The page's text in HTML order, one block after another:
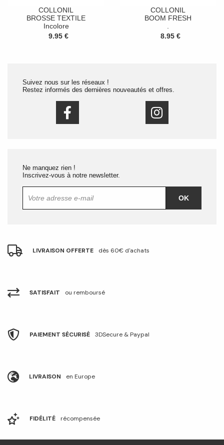
COLLONIL
BROSSE TEXTILE
Incolore
9.95 €
COLLONIL
BOOM FRESH
8.95 €
Suivez nous sur les réseaux !
Restez informés des dernières nouveautés et offres.
Ne manquez rien !
Inscrivez-vous à notre newsletter.
OK
LIVRAISON OFFERTE dès 60€ d'achats
SATISFAIT ou remboursé
PAIEMENT SÉCURISÉ 3DSecure & Paypal
LIVRAISON en Europe
FIDÉLITÉ récompensée